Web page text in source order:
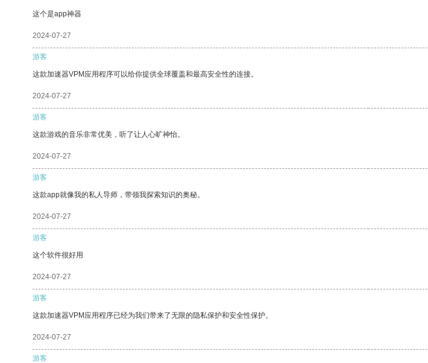
这个是app神器
2024-07-27
游客
这款加速器VPM应用程序可以给你提供全球覆盖和最高安全性的连接。
2024-07-27
游客
这款游戏的音乐非常优美，听了让人心旷神怡。
2024-07-27
游客
这款app就像我的私人导师，带领我探索知识的奥秘。
2024-07-27
游客
这个软件很好用
2024-07-27
游客
这款加速器VPM应用程序已经为我们带来了无限的隐私保护和安全性保护。
2024-07-27
游客